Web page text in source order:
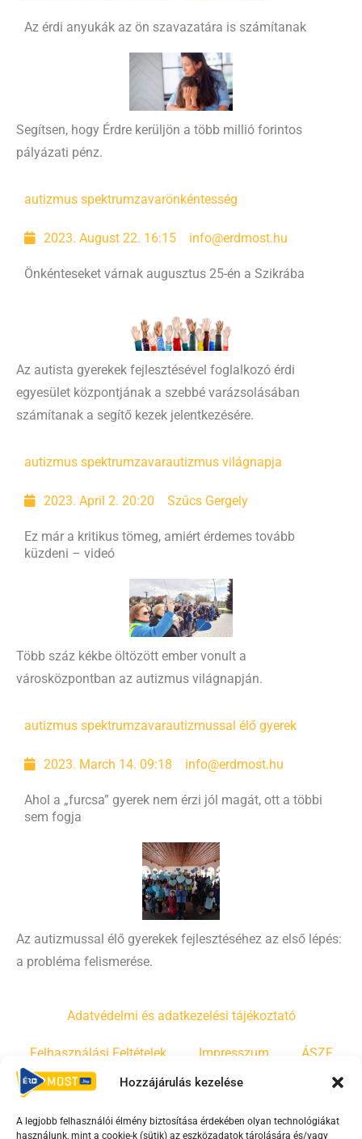
Hozzájárulás kezelése
A legjobb felhasználói élmény biztosítása érdekében olyan technológiákat
használunk, mint a cookie-k (sütik) az eszközadatok tárolására és/vagy
Az érdi anyukák az ön szavazatára is számítanak
Segítsen, hogy Érdre kerüljön a több millió forintos
pályázati pénz.
autizmus spektrumzavarönkéntesség
2023. August 22. 16:15 info@erdmost.hu
Önkénteseket várnak augusztus 25-én a Szikrába
Az autista gyerekek fejlesztésével foglalkozó érdi
egyesület központjának a szebbé varázsolásában
számítanak a segítő kezek jelentkezésére.
autizmus spektrumzavarautizmus világnapja
2023. April 2. 20:20 Szűcs Gergely
Ez már a kritikus tömeg, amiért érdemes tovább
küzdeni – videó
Több száz kékbe öltözött ember vonult a
városközpontban az autizmus világnapján.
autizmus spektrumzavarautizmussal élő gyerek
2023. March 14. 09:18 info@erdmost.hu
Ahol a „furcsa” gyerek nem érzi jól magát, ott a többi
sem fogja
Az autizmussal élő gyerekek fejlesztéséhez az első lépés:
a probléma felismerése.
Adatvédelmi és adatkezelési tájékoztató
Felhasználási Feltételek Impresszum ÁSZF
Irányelvek Moderálási szabályzat